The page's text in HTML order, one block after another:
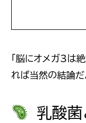
「脳にオメガ3は
れば当然の結論だ
乳酸菌